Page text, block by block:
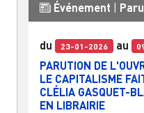
Événement
du 23-01-2026 au
PARUTION DE
LE CAPITALISME
CLÉLIA GASQUET-
EN LIBRAIRIE